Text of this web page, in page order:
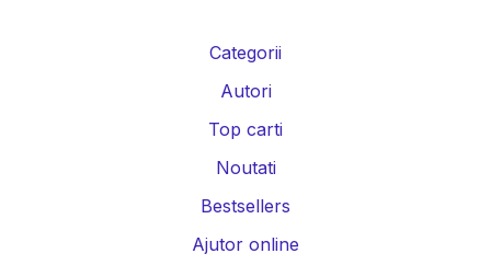
Categorii
Autori
Top carti
Noutati
Bestsellers
Ajutor online